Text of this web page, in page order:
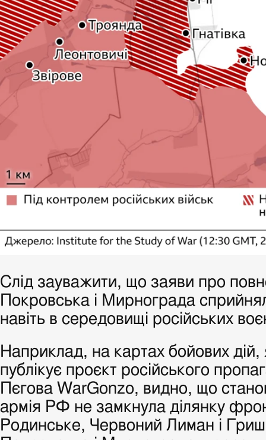
Слід зауважити, що заяви про
Покровська і Мирнограда
навіть в середовищі російських
Наприклад, на картах бойових дій,
публікує проєкт російського
Пєгова WarGonzo, видно, що
армія РФ не замкнула ділянку
Родинське, Червоний Лиман і